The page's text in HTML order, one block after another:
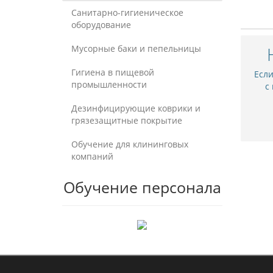
Санитарно-гигиеническое
оборудование
Мусорные баки и пепельницы
Гигиена в пищевой
промышленности
Дезинфицирующие коврики и
грязезащитные покрытие
Обучение для клининговых
компаний
Обучение персонала
с